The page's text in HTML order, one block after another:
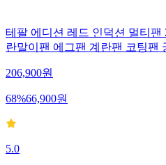
테팔 에디션 레드 인덕션 멀티팬
란말이팬 에그팬 계란팬 코팅팬
206,900원
68%66,900원
5.0